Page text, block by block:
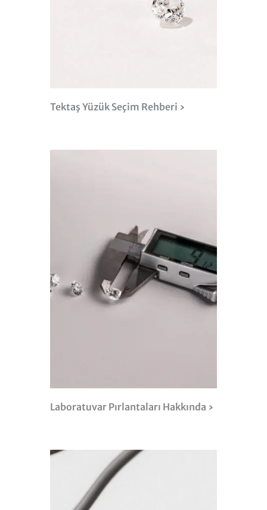
Tektaş Yüzük Seçim Rehberi ›
Laboratuvar Pırlantaları Hakkında ›